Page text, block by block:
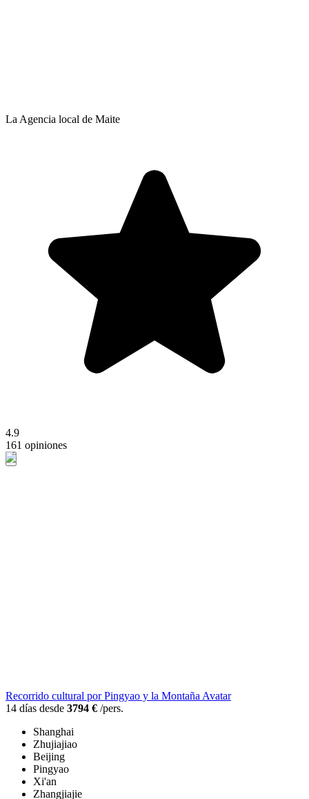
La Agencia local de Maite
4.9
161 opiniones
Recorrido cultural por Pingyao y la Montaña Avatar
14 días desde 3794 € /pers.
Shanghai
Zhujiajiao
Beijing
Pingyao
Xi'an
Zhangjiajie